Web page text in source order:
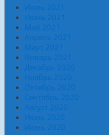
Июль 2021
Июнь 2021
Май 2021
Апрель 2021
Март 2021
Январь 2021
Декабрь 2020
Ноябрь 2020
Октябрь 2020
Сентябрь 2020
Август 2020
Июль 2020
Июнь 2020